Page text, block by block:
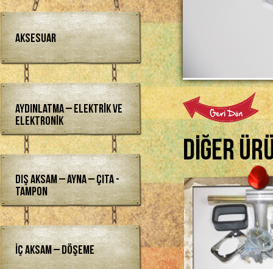
Aksesuar
Aydınlatma – Elektrik ve
Elektronik
Dış Aksam – Ayna – Çıta -
Tampon
İç Aksam – Döşeme
Diğer